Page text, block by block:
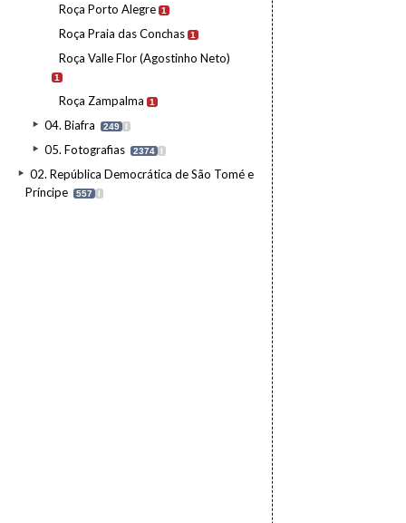
Roça Porto Alegre 1
Roça Praia das Conchas 1
Roça Valle Flor (Agostinho Neto)
1
Roça Zampalma 1
04. Biafra 249 I
05. Fotografias 2374 I
02. República Democrática de São Tomé e
Príncipe
557 I